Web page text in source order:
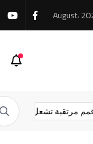
3 قمم مرتقبة تشعل...